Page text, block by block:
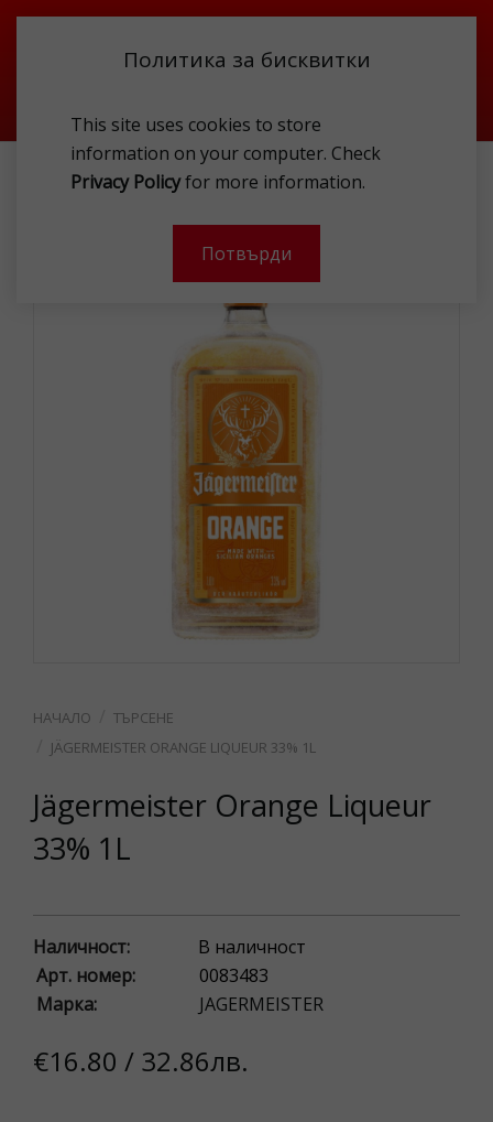
Политика за бисквитки
This site uses cookies to store
information on your computer. Check
Privacy Policyfor more information.
Потвърди
ТЪРСЕНЕ
JÄGERMEISTER ORANGE LIQUEUR 33% 1L
ТЪРСЕНЕ
JÄGERMEISTER ORANGE LIQUEUR 33% 1L
Jägermeister Orange Liqueur
33% 1L
Наличност:
В наличност
Арт. номер:
0083483
Марка:
JAGERMEISTER
€16.80 / 32.86лв.